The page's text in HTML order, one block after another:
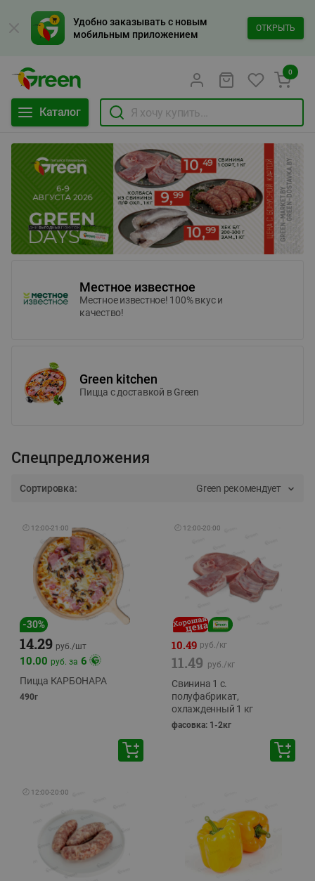
Удобно заказывать с новым
мобильным приложением
ОТКРЫТЬ
Каталог
0
Местное известное
Местное известное! 100% вкус и
качество!
Green kitchen
Пицца c доставкой в Green
Спецпредложения
Сортировка: Green рекомендует
🕘 12:00-21:00
-30%
14.29 руб./шт
10.00 руб. за 6
Пицца КАРБОНАРА
490г
🕘 12:00-20:00
10.49 руб./кг
11.49 руб./кг
Свинина 1 с.
полуфабрикат,
охлажденный 1 кг
фасовка: 1-2кг
🕘 12:00-20:00